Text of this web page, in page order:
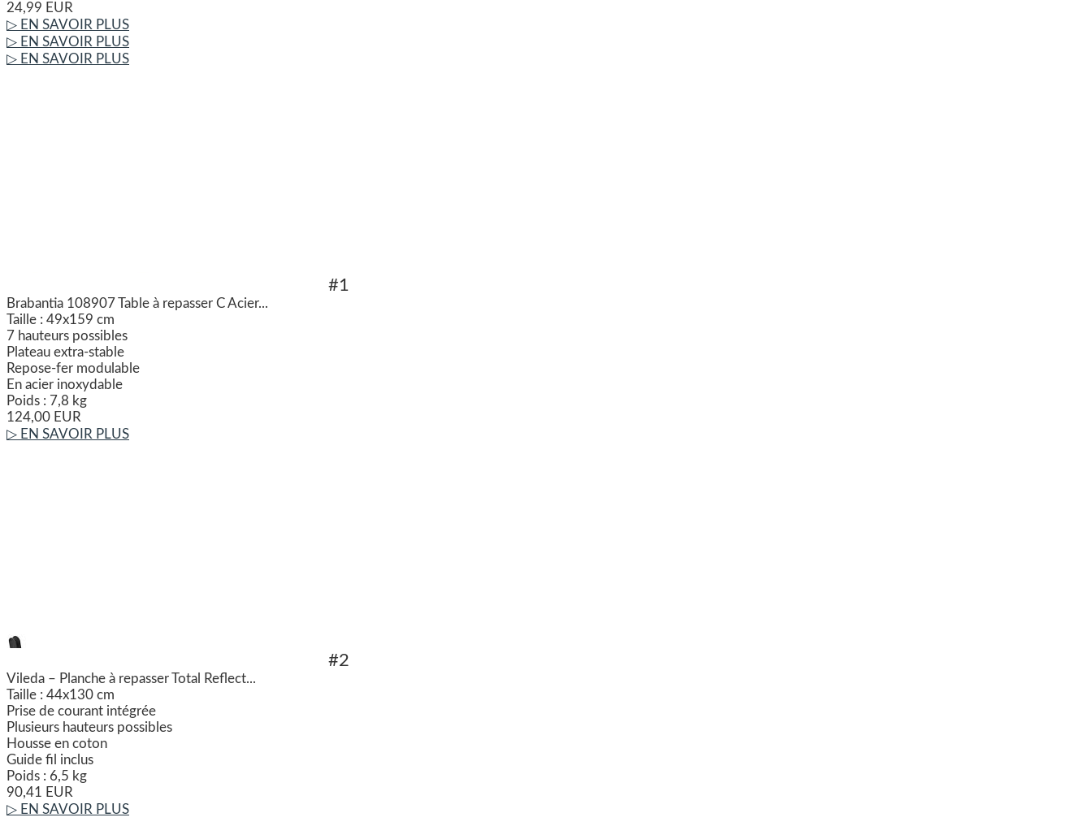
24,99 EUR
▷ EN SAVOIR PLUS
▷ EN SAVOIR PLUS
▷ EN SAVOIR PLUS
#1
Brabantia 108907 Table à repasser C Acier...
Taille : 49x159 cm
7 hauteurs possibles
Plateau extra-stable
Repose-fer modulable
En acier inoxydable
Poids : 7,8 kg
124,00 EUR
▷ EN SAVOIR PLUS
#2
Vileda – Planche à repasser Total Reflect...
Taille : 44x130 cm
Prise de courant intégrée
Plusieurs hauteurs possibles
Housse en coton
Guide fil inclus
Poids : 6,5 kg
90,41 EUR
▷ EN SAVOIR PLUS